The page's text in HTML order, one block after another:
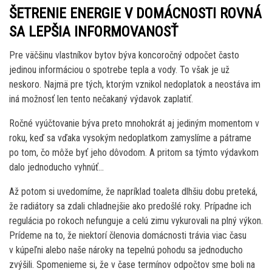
ŠETRENIE ENERGIE V DOMÁCNOSTI ROVNÁ
SA LEPŠIA INFORMOVANOSŤ
Pre väčšinu vlastníkov bytov býva koncoročný odpočet často
jedinou informáciou o spotrebe tepla a vody. To však je už
neskoro. Najmä pre tých, ktorým vznikol nedoplatok a neostáva im
iná možnosť len tento nečakaný výdavok zaplatiť.
Ročné vyúčtovanie býva preto mnohokrát aj jediným momentom v
roku, keď sa vďaka vysokým nedoplatkom zamyslíme a pátrame
po tom, čo môže byť jeho dôvodom. A pritom sa týmto výdavkom
dalo jednoducho vyhnúť…
Až potom si uvedomíme, že napríklad toaleta dlhšiu dobu preteká,
že radiátory sa zdali chladnejšie ako predošlé roky. Prípadne ich
regulácia po rokoch nefunguje a celú zimu vykurovali na plný výkon.
Prídeme na to, že niektorí členovia domácnosti trávia viac času
v kúpeľni alebo naše nároky na tepelnú pohodu sa jednoducho
zvýšili. Spomenieme si, že v čase termínov odpočtov sme boli na